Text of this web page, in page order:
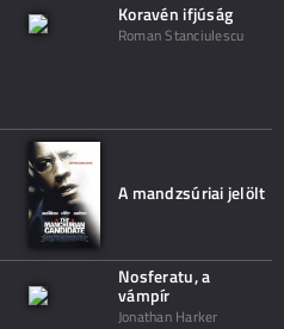
Koravén ifjúság
Roman Stanciulescu
A mandzsúriai jelölt
Nosferatu, a
vámpír
Jonathan Harker